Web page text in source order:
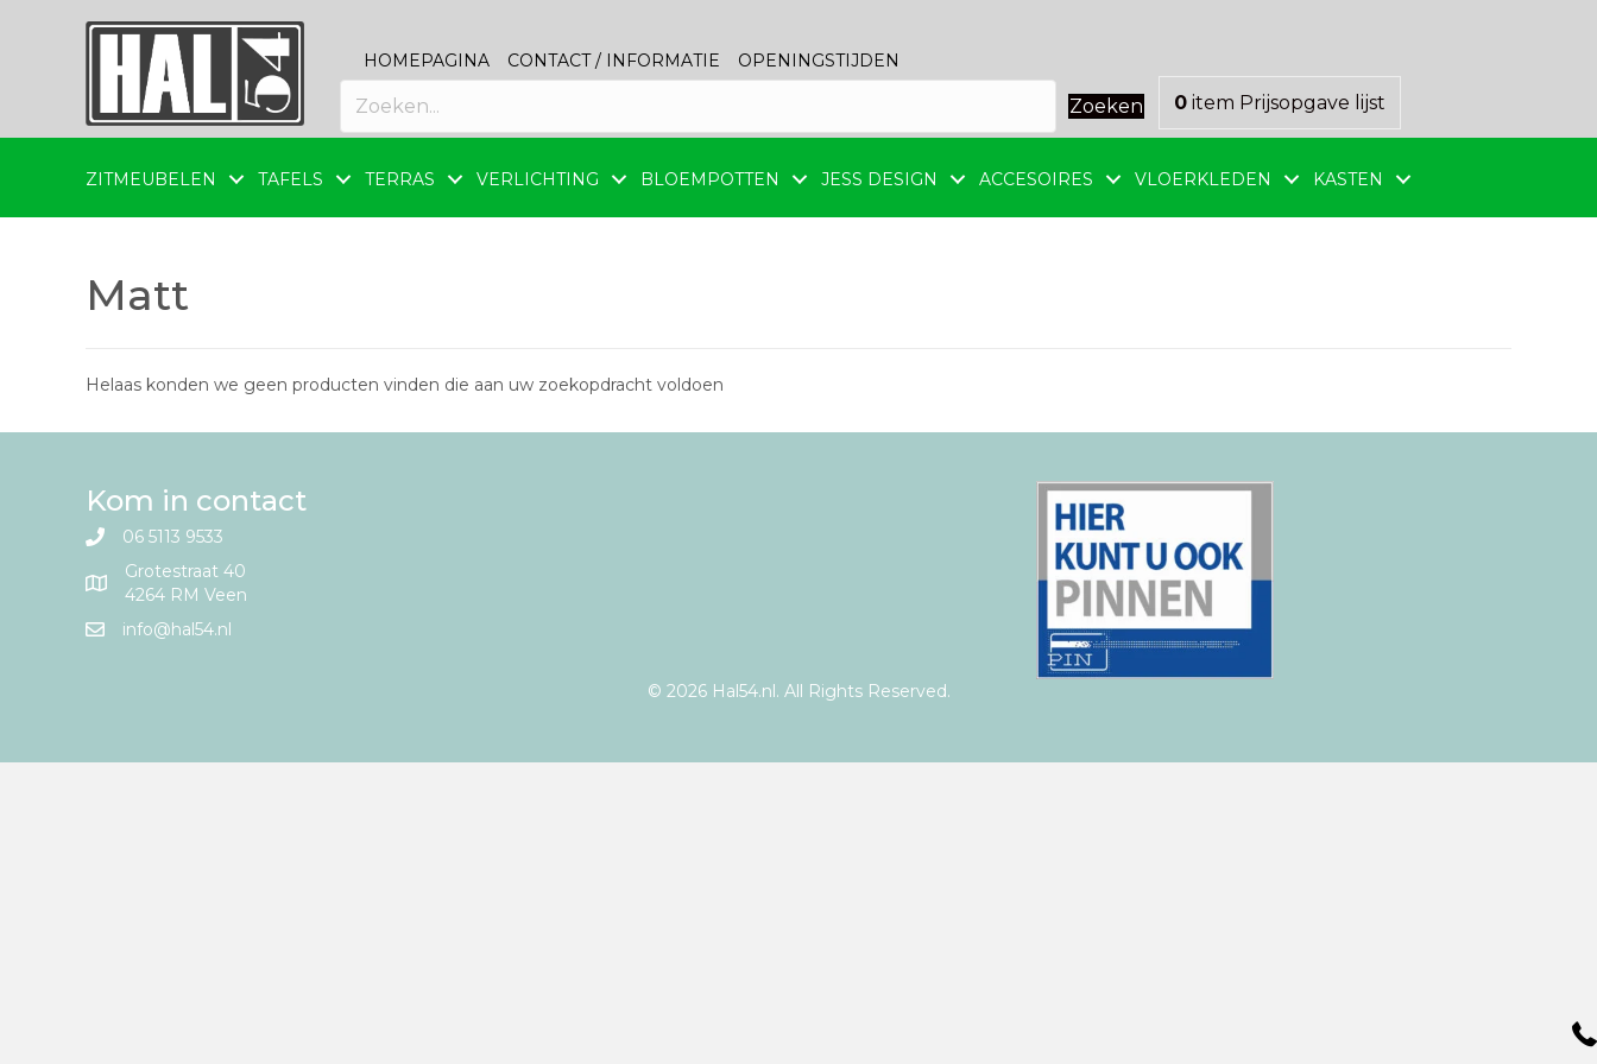
HOMEPAGINA CONTACT / INFORMATIE OPENINGSTIJDEN
Zoeken 0 item Prijsopgave lijst
ZITMEUBELEN TAFELS TERRAS VERLICHTING BLOEMPOTTEN JESS DESIGN ACCESOIRES VLOERKLEDEN KASTEN
Matt
Helaas konden we geen producten vinden die aan uw zoekopdracht voldoen
Kom in contact
06 5113 9533
Grotestraat 40
4264 RM Veen
info@hal54.nl
© 2026 Hal54.nl. All Rights Reserved.